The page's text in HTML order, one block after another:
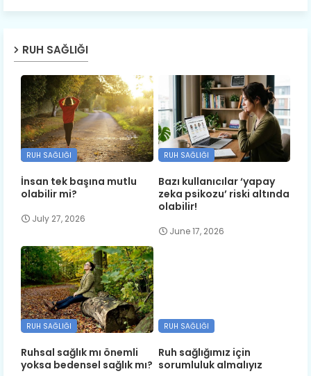
RUH SAĞLIĞI
RUH SAĞLIĞI
İnsan tek başına mutlu
olabilir mi?
July 27, 2026
RUH SAĞLIĞI
Bazı kullanıcılar ‘yapay
zeka psikozu’ riski altında
olabilir!
June 17, 2026
RUH SAĞLIĞI
Ruhsal sağlık mı önemli
yoksa bedensel sağlık mı?
RUH SAĞLIĞI
Ruh sağlığımız için
sorumluluk almalıyız